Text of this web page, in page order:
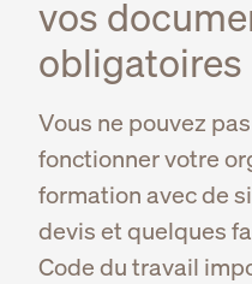
vos
obligatoires
Vous ne pouvez
fonctionner votre
formation avec de
devis et quelques
Code du travail